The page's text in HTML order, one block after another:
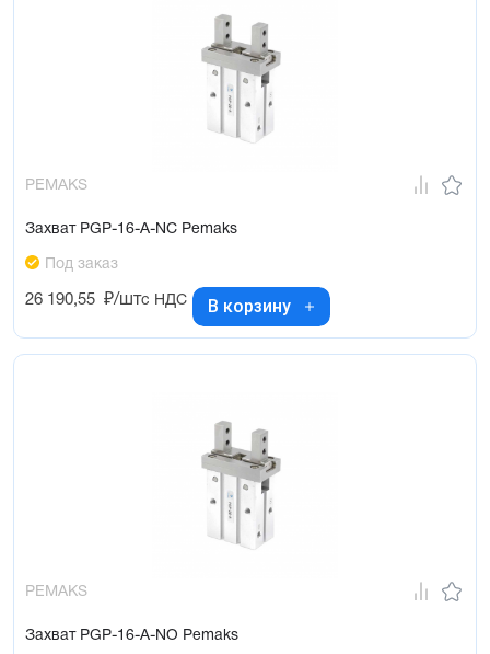
PEMAKS
Захват PGP-16-A-NC Pemaks
Под заказ
26 190,55 ₽/штс НДС В корзину
PEMAKS
Захват PGP-16-A-NO Pemaks